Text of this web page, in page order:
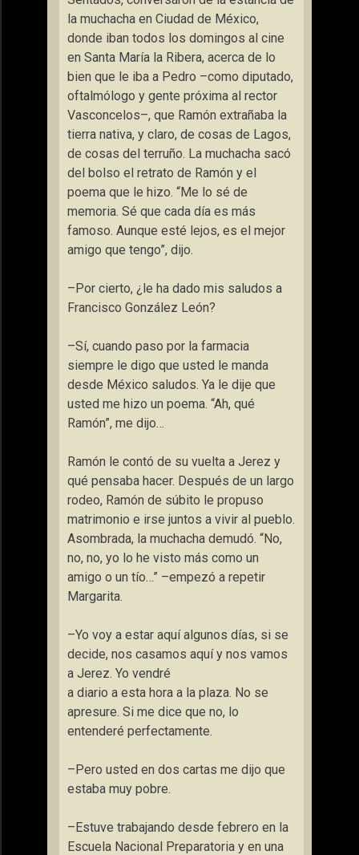
la muchacha en Ciudad de México,
donde iban todos los domingos al cine
en Santa María la Ribera, acerca de lo
bien que le iba a Pedro –como diputado,
oftalmólogo y gente próxima al rector
Vasconcelos–, que Ramón extrañaba la
tierra nativa, y claro, de cosas de Lagos,
de cosas del terruño. La muchacha sacó
del bolso el retrato de Ramón y el
poema que le hizo. “Me lo sé de
memoria. Sé que cada día es más
famoso. Aunque esté lejos, es el mejor
amigo que tengo”, dijo.
–Por cierto, ¿le ha dado mis saludos a
Francisco González León?
–Sí, cuando paso por la farmacia
siempre le digo que usted le manda
desde México saludos. Ya le dije que
usted me hizo un poema. “Ah, qué
Ramón”, me dijo…
Ramón le contó de su vuelta a Jerez y
qué pensaba hacer. Después de un largo
rodeo, Ramón de súbito le propuso
matrimonio e irse juntos a vivir al pueblo.
Asombrada, la muchacha demudó. “No,
no, no, yo lo he visto más como un
amigo o un tío…” –empezó a repetir
Margarita.
–Yo voy a estar aquí algunos días, si se
decide, nos casamos aquí y nos vamos
a Jerez. Yo vendré
a diario a esta hora a la plaza. No se
apresure. Si me dice que no, lo
entenderé perfectamente.
–Pero usted en dos cartas me dijo que
estaba muy pobre.
–Estuve trabajando desde febrero en la
Escuela Nacional Preparatoria y en una